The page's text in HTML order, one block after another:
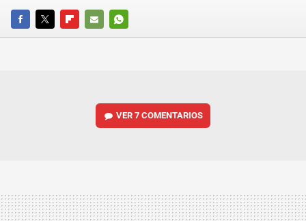
FACEBOOKTWITTERFLIPBOARD
E-
WHATSAPP
VER7 COMENTARIOS